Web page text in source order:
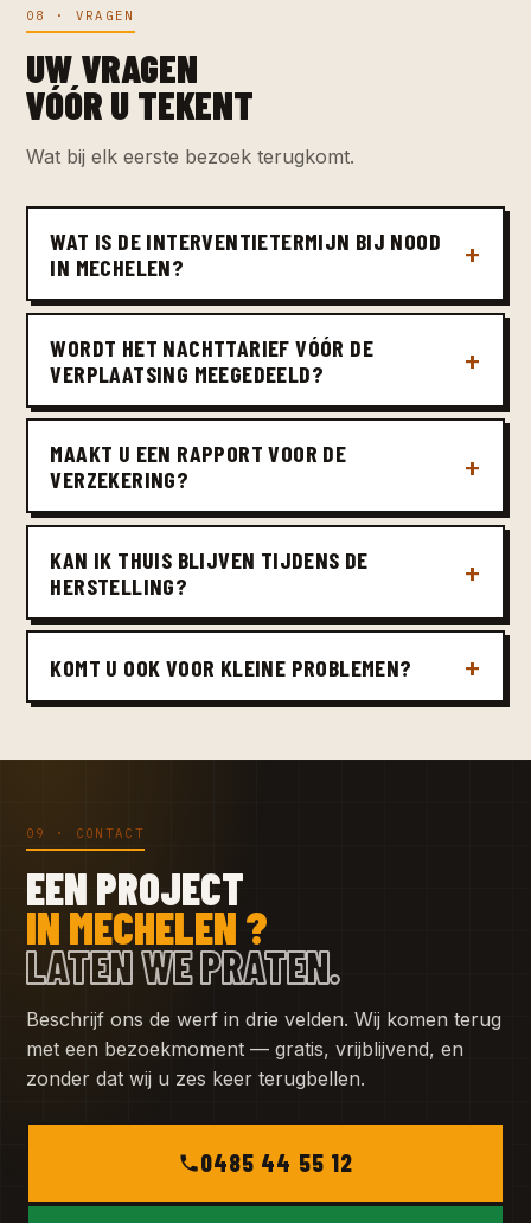
08 · VRAGEN
UW VRAGEN
VÓÓR U TEKENT
Wat bij elk eerste bezoek terugkomt.
WAT IS DE INTERVENTIETERMIJN BIJ NOOD
IN MECHELEN?
WORDT HET NACHTTARIEF VÓÓR DE
VERPLAATSING MEEGEDEELD?
MAAKT U EEN RAPPORT VOOR DE
VERZEKERING?
KAN IK THUIS BLIJVEN TIJDENS DE
HERSTELLING?
KOMT U OOK VOOR KLEINE PROBLEMEN?
09 · CONTACT
EEN PROJECT
IN MECHELEN ?
LATEN WE PRATEN.
Beschrijf ons de werf in drie velden. Wij komen terug
met een bezoekmoment — gratis, vrijblijvend, en
zonder dat wij u zes keer terugbellen.
0485 44 55 12